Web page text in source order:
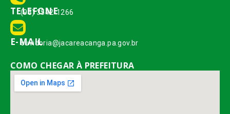
TELEFONE
(93) 3542-1266
E-MAIL
ouvidoria@jacareacanga.pa.gov.br
COMO CHEGAR À PREFEITURA